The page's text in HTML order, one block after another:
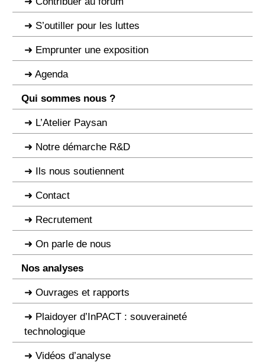
S’outiller pour les luttes
Emprunter une exposition
Agenda
Qui sommes nous ?
L’Atelier Paysan
Notre démarche R&D
Ils nous soutiennent
Contact
Recrutement
On parle de nous
Nos analyses
Ouvrages et rapports
Plaidoyer d’InPACT : souveraineté
technologique
Vidéos d’analyse